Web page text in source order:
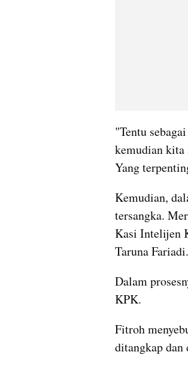
"Tentu
kemudian kita
Yang
Kemudian,
tersangka.
Kasi Intelijen
Taruna Fariadi.
Dalam
KPK.
Fitroh
ditangkap dan